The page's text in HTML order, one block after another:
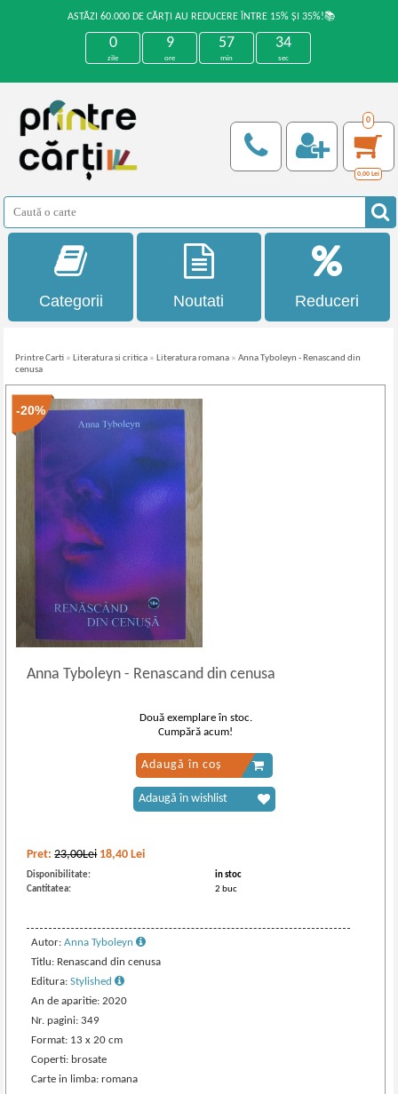
ASTĂZI 60.000 DE CĂRȚI AU REDUCERE ÎNTRE 15% ȘI 35%!📚
0
zile
9
ore
57
min
34
sec
0
0,00 Lei
Categorii Noutati Reduceri
Printre Carti » Literatura si critica » Literatura romana »Anna Tyboleyn - Renascand din
cenusa
-20%
Anna Tyboleyn- Renascand din cenusa
Pret:23,00Lei 18,40 Lei
Disponibilitate:
in stoc
Cantitatea:
2 buc
Autor:Anna Tyboleyn
Titlu: Renascand din cenusa
Editura:Stylished
An de aparitie: 2020
Nr. pagini: 349
Format: 13 x 20 cm
Coperti: brosate
Carte in limba: romana
Două exemplare în stoc.
Cumpără acum!
Adaugă în coș
Adaugă în wishlist